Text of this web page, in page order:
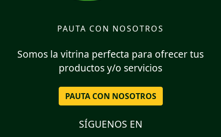
PAUTA CON NOSOTROS
Somos la vitrina perfecta para ofrecer tus
productos y/o servicios
PAUTA CON NOSOTROS
SÍGUENOS EN